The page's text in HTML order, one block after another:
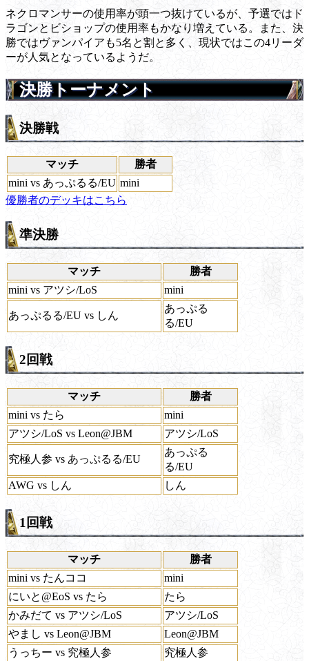
ネクロマンサーの使用率が頭一つ抜けているが、予選ではド
ラゴンとビショップの使用率もかなり増えている。また、決
勝ではヴァンパイアも5名と割と多く、現状ではこの4リーダ
ーが人気となっているようだ。
決勝トーナメント
決勝戦
マッチ
勝者
mini vs あっぷるる/EU mini
優勝者のデッキはこちら
準決勝
マッチ
勝者
mini vs アツシ/LoS
mini
あっぷるる/EU vs しん
あっぷる
る/EU
2回戦
マッチ
勝者
mini vs たら
mini
アツシ/LoS vs Leon@JBM
アツシ/LoS
究極人参 vs あっぷるる/EU
あっぷる
る/EU
AWG vs しん
しん
1回戦
マッチ
勝者
mini vs たんココ
mini
にいと@EoS vs たら
たら
かみだて vs アツシ/LoS
アツシ/LoS
やまし vs Leon@JBM
Leon@JBM
うっちー vs 究極人参
究極人参